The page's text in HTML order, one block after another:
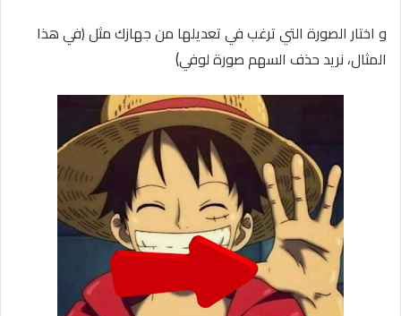
و اختار الصورة التي ترغب في تعديلها من جهازك مثل (في هذا
المثال، نريد حذف السهم صورة لوفي)